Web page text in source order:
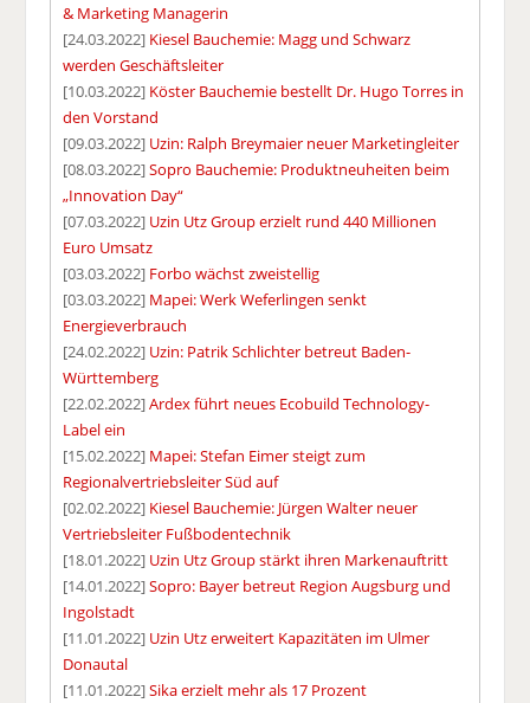
& Marketing Managerin
[24.03.2022] Kiesel Bauchemie: Magg und Schwarz
werden Geschäftsleiter
[10.03.2022] Köster Bauchemie bestellt Dr. Hugo Torres in
den Vorstand
[09.03.2022] Uzin: Ralph Breymaier neuer Marketingleiter
[08.03.2022]Sopro Bauchemie: Produktneuheiten beim
„Innovation Day“
[07.03.2022] Uzin Utz Group erzielt rund 440 Millionen
Euro Umsatz
[03.03.2022] Forbo wächst zweistellig
[03.03.2022] Mapei: Werk Weferlingen senkt
Energieverbrauch
[24.02.2022] Uzin: Patrik Schlichter betreut Baden-
Württemberg
[22.02.2022]Ardex führt neues Ecobuild Technology-
Label ein
[15.02.2022] Mapei: Stefan Eimer steigt zum
Regionalvertriebsleiter Süd auf
[02.02.2022] Kiesel Bauchemie: Jürgen Walter neuer
Vertriebsleiter Fußbodentechnik
[18.01.2022] Uzin Utz Group stärkt ihren Markenauftritt
[14.01.2022]Sopro: Bayer betreut Region Augsburg und
Ingolstadt
[11.01.2022] Uzin Utz erweitert Kapazitäten im Ulmer
Donautal
[11.01.2022]Sika erzielt mehr als 17 Prozent